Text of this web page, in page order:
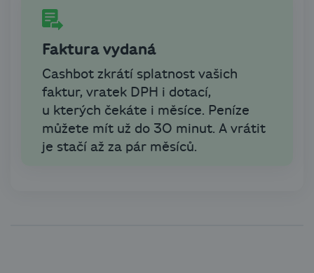
Faktura vydaná
Cashbot zkrátí splatnost vašich
faktur, vratek DPH i dotací,
u kterých čekáte i měsíce. Peníze
můžete mít už do 30 minut. A vrátit
je stačí až za pár měsíců.